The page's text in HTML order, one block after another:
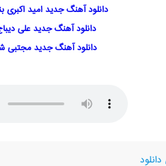
دانلود آهنگ جدید امید
دانلود آهنگ جدید علی
دانلود آهنگ جدید مجتبی